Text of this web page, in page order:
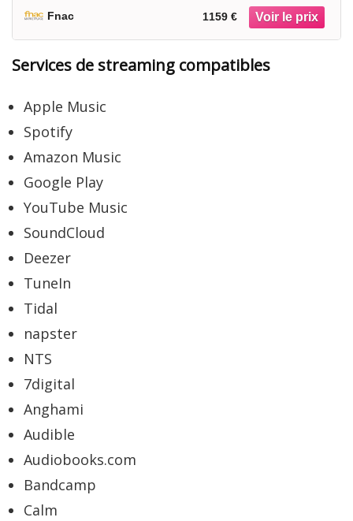
Fnac 1159 €
Services de streaming compatibles
Apple Music
Spotify
Amazon Music
Google Play
YouTube Music
SoundCloud
Deezer
TuneIn
Tidal
napster
NTS
7digital
Anghami
Audible
Audiobooks.com
Bandcamp
Calm